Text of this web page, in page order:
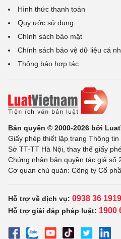
Hình thức thanh toán
Quy ước sử dụng
Chính sách bảo mật
Chính sách bảo vệ dữ liệu cá
Thông báo hợp tác
Bản quyền © 2000-2026 bởi
Giấy phép thiết lập trang Thông
Sở TT-TT Hà Nội, thay thế giấy
Chứng nhận bản quyền tác giả số
Cơ quan chủ quản: Công ty Cổ
Hỗ trợ về dịch vụ: 0938 36 1919
Hỗ trợ giải đáp pháp luật: 1900